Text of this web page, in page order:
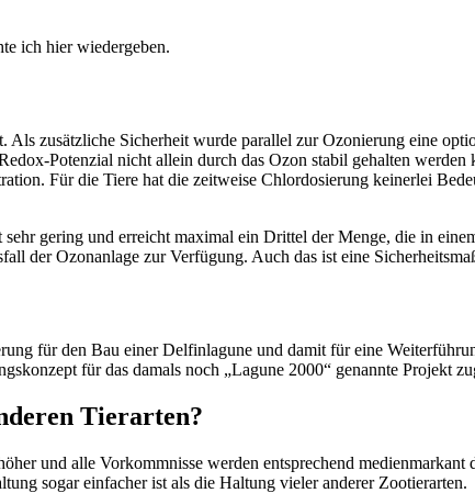
ich hier wiedergeben.
zusätzliche Sicherheit wurde parallel zur Ozonierung eine
Potenzial nicht allein durch das Ozon stabil gehalten
Für die Tiere hat die zeitweise Chlordosierung keinerlei
gering und erreicht maximal ein Drittel der Menge, die in
der Ozonanlage zur Verfügung. Auch das ist eine
für den Bau einer Delfinlagune und damit für eine
für das damals noch „Lagune 2000“ genannte Projekt
Tierarten?
und alle Vorkommnisse werden entsprechend
sogar einfacher ist als die Haltung vieler anderer Zootierarten.